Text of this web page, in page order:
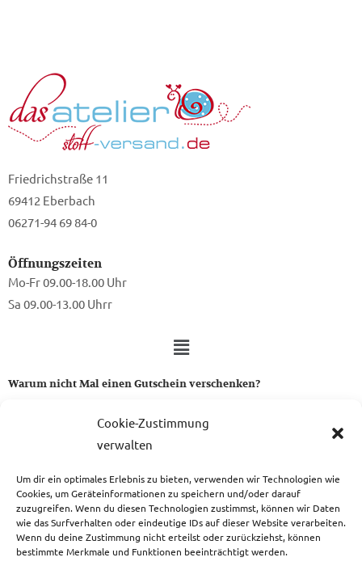
Cookie-Zustimmung
verwalten
Um dir ein optimales Erlebnis zu bieten, verwenden wir Technologien wie
Cookies, um Geräteinformationen zu speichern und/oder darauf
zuzugreifen. Wenn du diesen Technologien zustimmst, können wir Daten
wie das Surfverhalten oder eindeutige IDs auf dieser Website verarbeiten.
Wenn du deine Zustimmung nicht erteilst oder zurückziehst, können
bestimmte Merkmale und Funktionen beeinträchtigt werden.
Friedrichstraße 11
69412 Eberbach
06271-94 69 84-0
Öffnungszeiten
Mo-Fr 09.00-18.00 Uhr
Sa 09.00-13.00 Uhrr
Warum nicht Mal einen Gutschein verschenken?
Ein Gutschein von uns ist das perfekte Geschenk für alle Stoff-
zum Gutschein
Copyright © 2026 Das Atelier